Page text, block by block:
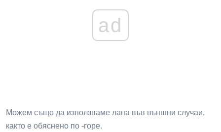
ad
Можем също да използваме лапа във външни случаи,
както е обяснено по -горе.